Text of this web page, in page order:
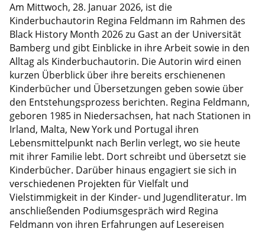
Am Mittwoch, 28. Januar 2026, ist die
Kinderbuchautorin Regina Feldmann im Rahmen des
Black History Month 2026 zu Gast an der Universität
Bamberg und gibt Einblicke in ihre Arbeit sowie in den
Alltag als Kinderbuchautorin. Die Autorin wird einen
kurzen Überblick über ihre bereits erschienenen
Kinderbücher und Übersetzungen geben sowie über
den Entstehungsprozess berichten. Regina Feldmann,
geboren 1985 in Niedersachsen, hat nach Stationen in
Irland, Malta, New York und Portugal ihren
Lebensmittelpunkt nach Berlin verlegt, wo sie heute
mit ihrer Familie lebt. Dort schreibt und übersetzt sie
Kinderbücher. Darüber hinaus engagiert sie sich in
verschiedenen Projekten für Vielfalt und
Vielstimmigkeit in der Kinder- und Jugendliteratur. Im
anschließenden Podiumsgespräch wird Regina
Feldmann von ihren Erfahrungen auf Lesereisen